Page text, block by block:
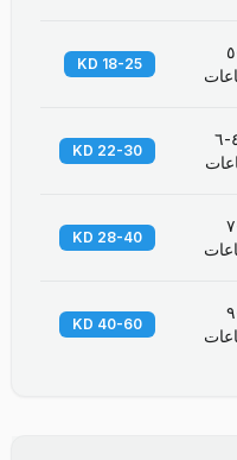
٤-٥
18-25 KD
٤.٥-٦
22-30 KD
٥-٧
28-40 KD
٦-٩
40-60 KD